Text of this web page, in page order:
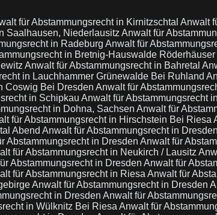
für Abstammungsrecht in Kirnitzschtal Anwalt
Saalhausen, Niederlausitz Anwalt für
in Radeburg Anwalt für
in Bretnig-Hauswalde Röderhäuser
Anwalt für Abstammungsrecht in Bahretal
in Lauchhammer Grünewalde Bei Ruhland
Coswig Bei Dresden Anwalt für
in Schipkau Anwalt für Abstammungsrecht
in Dohna, Sachsen Anwalt für
für Abstammungsrecht in Hirschstein Bei Riesa
Abend Anwalt für Abstammungsrecht in Dresden
Abstammungsrecht in Dresden Anwalt für
für Abstammungsrecht in Neukirch / Lausitz
Abstammungsrecht in Dresden Anwalt für
für Abstammungsrecht in Riesa Anwalt für
Anwalt für Abstammungsrecht in Dresden
in Dresden Anwalt für
in Wülknitz Bei Riesa Anwalt für